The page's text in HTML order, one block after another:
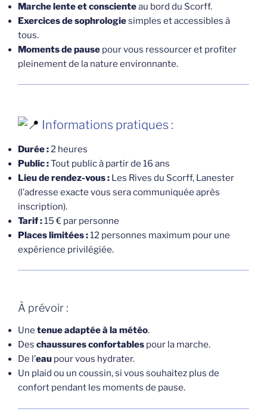
Marche lente et conscienteau bord du Scorff.
Exercices de sophrologiesimples et accessibles à
tous.
Moments de pause pour vous ressourcer et profiter
pleinement de la nature environnante.
Informations pratiques :
Durée :2 heures
Public :Tout public à partir de 16 ans
Lieu de rendez-vous : Les Rives du Scorff, Lanester
(l’adresse exacte vous sera communiquée après
inscription).
Tarif :15 € par personne
Places limitées :12 personnes maximum pour une
expérience privilégiée.
À prévoir :
Une tenue adaptée à la météo.
Des chaussures confortables pour la marche.
De l’eau pour vous hydrater.
Un plaid ou un coussin, si vous souhaitez plus de
confort pendant les moments de pause.